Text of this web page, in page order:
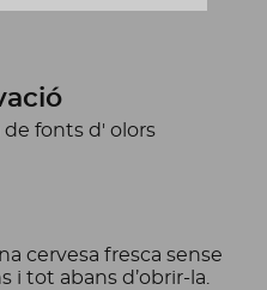
fonts d' olors
cervesa fresca sense
i tot abans d’obrir-la.